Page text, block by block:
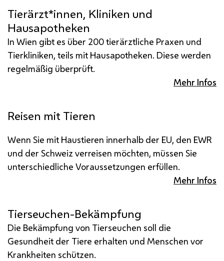
Tierärzt*innen, Kliniken und
Hausapotheken
In Wien gibt es über 200 tierärztliche Praxen und
Tierkliniken, teils mit Hausapotheken. Diese werden
regelmäßig überprüft.
Mehr Infos
Reisen mit Tieren
Wenn Sie mit Haustieren innerhalb der EU, den EWR
und der Schweiz verreisen möchten, müssen Sie
unterschiedliche Voraussetzungen erfüllen.
Mehr Infos
Tierseuchen-Bekämpfung
Die Bekämpfung von Tierseuchen soll die
Gesundheit der Tiere erhalten und Menschen vor
Krankheiten schützen.